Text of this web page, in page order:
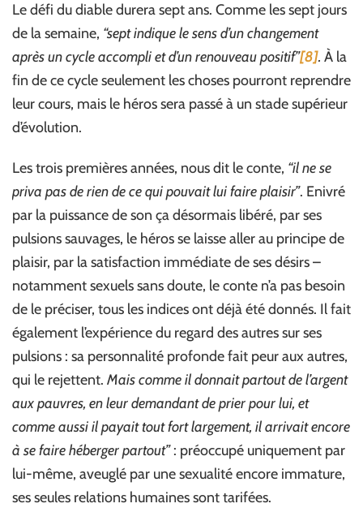
Le défi du diable durera sept ans. Comme les sept jours
de la semaine, “sept indique le sens d’un changement
après un cycle accompli et d’un renouveau positif”[8]. À la
fin de ce cycle seulement les choses pourront reprendre
leur cours, mais le héros sera passé à un stade supérieur
d’évolution.
Les trois premières années, nous dit le conte, “il ne se
priva pas de rien de ce qui pouvait lui faire plaisir”. Enivré
par la puissance de son ça désormais libéré, par ses
pulsions sauvages, le héros se laisse aller au principe de
plaisir, par la satisfaction immédiate de ses désirs –
notamment sexuels sans doute, le conte n’a pas besoin
de le préciser, tous les indices ont déjà été donnés. Il fait
également l’expérience du regard des autres sur ses
pulsions : sa personnalité profonde fait peur aux autres,
qui le rejettent. Mais comme il donnait partout de l’argent
aux pauvres, en leur demandant de prier pour lui, et
comme aussi il payait tout fort largement, il arrivait encore
à se faire héberger partout”: préoccupé uniquement par
lui-même, aveuglé par une sexualité encore immature,
ses seules relations humaines sont tarifées.